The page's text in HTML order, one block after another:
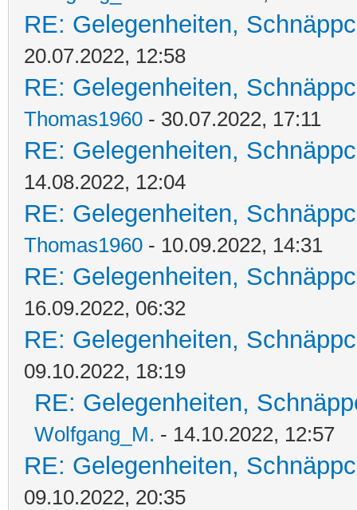
RE: Gelegenheiten,
20.07.2022, 12:58
RE: Gelegenheiten,
Thomas1960 - 30.07.2022, 17:11
RE: Gelegenheiten,
14.08.2022, 12:04
RE: Gelegenheiten,
Thomas1960 - 10.09.2022, 14:31
RE: Gelegenheiten,
16.09.2022, 06:32
RE: Gelegenheiten,
09.10.2022, 18:19
RE: Gelegenheiten,
Wolfgang_M. - 14.10.2022, 12:57
RE: Gelegenheiten,
09.10.2022, 20:35